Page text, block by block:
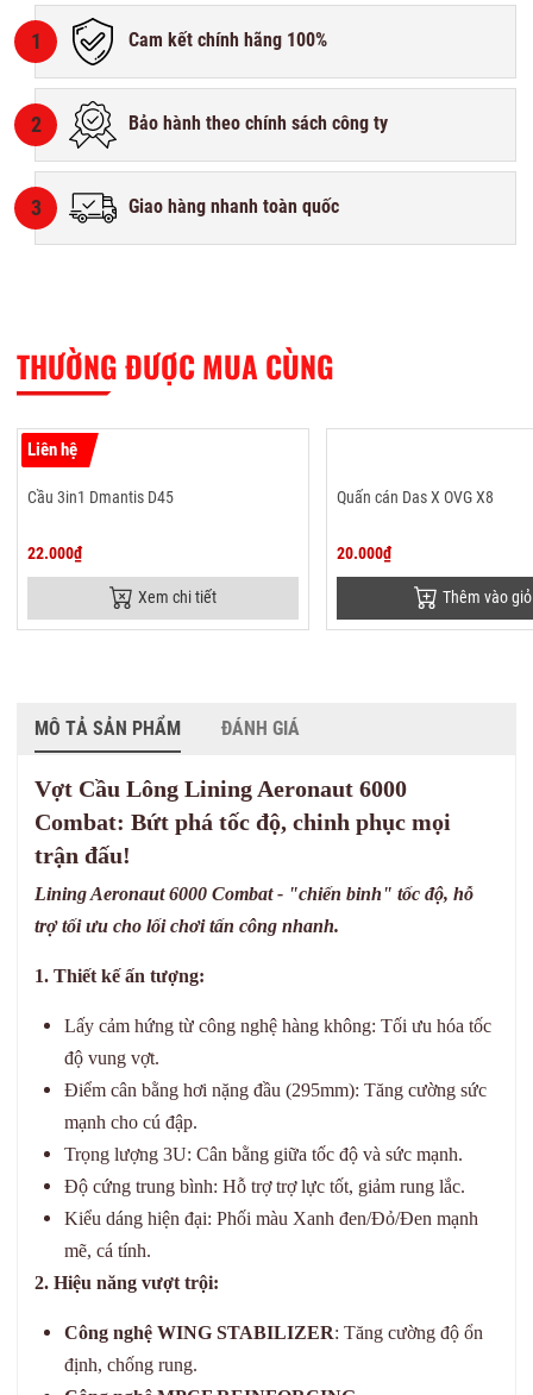
1 Cam kết chính hãng 100%
2 Bảo hành theo chính sách công ty
3 Giao hàng nhanh toàn quốc
THƯỜNG ĐƯỢC MUA CÙNG
Liên hệ
Cầu 3in1 Dmantis D45
22.000₫
Xem chi tiết
Quấn cán Das X OVG X8
20.000₫
Thêm vào giỏ
MÔ TẢ SẢN PHẨM ĐÁNH GIÁ
Vợt Cầu Lông Lining Aeronaut 6000
Combat: Bứt phá tốc độ, chinh phục mọi
trận đấu!
Lining Aeronaut 6000 Combat - "chiến binh" tốc độ, hỗ
trợ tối ưu cho lối chơi tấn công nhanh.
1. Thiết kế ấn tượng:
Lấy cảm hứng từ công nghệ hàng không: Tối ưu hóa tốc
độ vung vợt.
Điểm cân bằng hơi nặng đầu (295mm): Tăng cường sức
mạnh cho cú đập.
Trọng lượng 3U: Cân bằng giữa tốc độ và sức mạnh.
Độ cứng trung bình: Hỗ trợ trợ lực tốt, giảm rung lắc.
Kiểu dáng hiện đại: Phối màu Xanh đen/Đỏ/Đen mạnh
mẽ, cá tính.
2. Hiệu năng vượt trội:
Công nghệ WING STABILIZER: Tăng cường độ ổn
định, chống rung.